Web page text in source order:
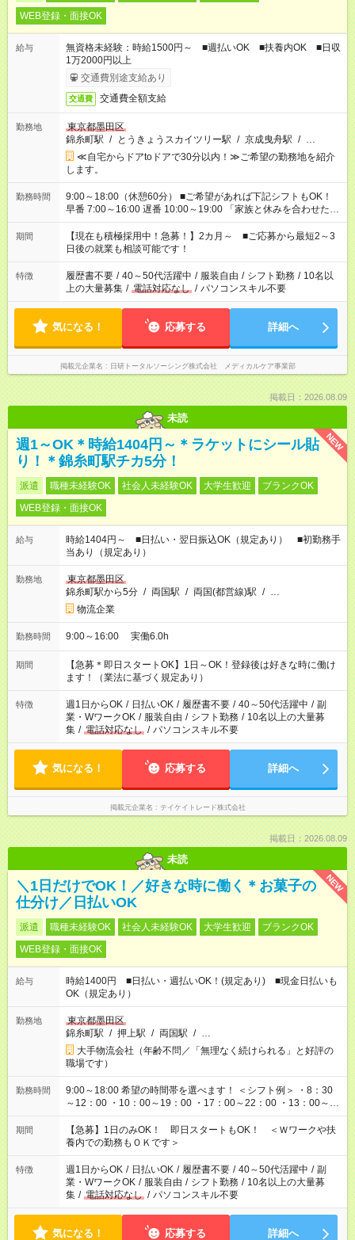
WEB登録・面接OK
給与
無資格未経験：時給1500円～ ■週払いOK ■扶養内OK ■日収
1万2000円以上
交通費別途支給あり
交通費 交通費全額支給
勤務地
東京都墨田区
錦糸町駅 / とうきょうスカイツリー駅 / 京成曳舟駅 / …
≪自宅からドアtoドアで30分以内！≫ご希望の勤務地を紹介
します。
勤務時間
9:00～18:00（休憩60分） ■ご希望があれば下記シフトもOK！
早番 7:00～16:00 遅番 10:00～19:00 「家族と休みを合わせた
い」 「余裕を持って夕飯の準備がしたい」 「できれば残業はし
たくない」 など、ご希望を教えてくださいね。 ※Wワーク希望
の方へ 今ご覧のお仕事で希望する勤務時間と、もう1つのお仕事
の勤務時間。 合計で週40時間を超える場合は応募できません。
期間
【現在も積極採用中！急募！】2カ月～ ■ご応募から最短2～3
日後の就業も相談可能です！
特徴 履歴書不要 / 40～50代活躍中 / 服装自由 / シフト勤務 / 10名以
上の大量募集 / 電話対応なし / パソコンスキル不要
気になる！ 応募する 詳細へ
掲載元企業名 日研トータルソーシング株式会社 メディカルケア事業部
掲載日：2026.08.09
未読
NEW
週1～OK＊時給1404円～＊ラケットにシール貼
り！＊錦糸町駅チカ5分！
派遣 職種未経験OK 社会人未経験OK 大学生歓迎
ブランクOK
WEB登録・面接OK
給与
時給1404円～ ■日払い・翌日振込OK（規定あり） ■初勤務手
当あり（規定あり）
勤務地
東京都墨田区
錦糸町駅から5分 / 両国駅 / 両国(都営線)駅 / …
物流企業
勤務時間 9:00～16:00 実働6.0h
期間
【急募＊即日スタートOK】1日～OK！登録後は好きな時に働け
ます！（業法に基づく規定あり）
特徴 週1日からOK / 日払いOK / 履歴書不要 / 40～50代活躍中 / 副
業・WワークOK / 服装自由 / シフト勤務 / 10名以上の大量募
集 / 電話対応なし / パソコンスキル不要
気になる！ 応募する 詳細へ
掲載元企業名 テイケイトレード株式会社
掲載日：2026.08.09
未読
NEW
＼1日だけでOK！／好きな時に働く＊お菓子の
仕分け／日払いOK
派遣 職種未経験OK 社会人未経験OK 大学生歓迎
ブランクOK
WEB登録・面接OK
給与
時給1400円 ■日払い・週払いOK！(規定あり) ■現金日払いも
OK（規定あり）
勤務地
東京都墨田区
錦糸町駅 / 押上駅 / 両国駅 / …
大手物流会社（年齢不問／「無理なく続けられる」と好評の
職場です）
勤務時間
9:00～18:00 希望の時間帯を選べます！ ＜シフト例＞ ・8：30
～12：00 ・10：00～19：00 ・17：00～22：00 ・13：00～
22：00 ・22：00～翌6：00 など
期間
【急募】1日のみOK！ 即日スタートもOK！ ＜Ｗワークや扶
養内での勤務もＯＫです＞
特徴 週1日からOK / 日払いOK / 履歴書不要 / 40～50代活躍中 / 副
業・WワークOK / 服装自由 / シフト勤務 / 10名以上の大量募
集 / 電話対応なし / パソコンスキル不要
気になる！ 応募する 詳細へ